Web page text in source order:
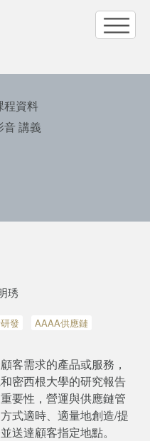
程資料
音 講義
琇
發
AAAA供應鏈
客需求的產品或服務，
密西根大學的研究報告
要性，營運與供應鏈管
式適時、適量地創造/提
送達顧客指定地點。